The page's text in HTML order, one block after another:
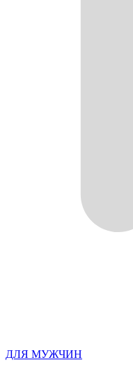
ДЛЯ МУЖЧИН